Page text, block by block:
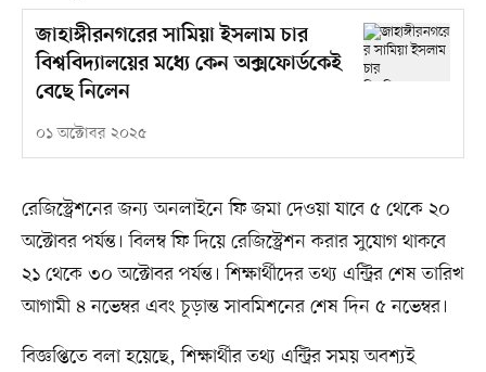
জাহাঙ্গীরনগরের সামিয়া ইসলাম চার
বিশ্ববিদ্যালয়ের মধ্যে কেন অক্সফোর্ডকেই
বেছে নিলেন
০১ অক্টোবর ২০২৫
রেজিস্ট্রেশনের জন্য অনলাইনে ফি জমা দেওয়া যাবে ৫ থেকে ২০
অক্টোবর পর্যন্ত। বিলম্ব ফি দিয়ে রেজিস্ট্রেশন করার সুযোগ থাকবে
২১ থেকে ৩০ অক্টোবর পর্যন্ত। শিক্ষার্থীদের তথ্য এন্ট্রির শেষ তারিখ
আগামী ৪ নভেম্বর এবং চূড়ান্ত সাবমিশনের শেষ দিন ৫ নভেম্বর।
বিজ্ঞপ্তিতে বলা হয়েছে, শিক্ষার্থীর তথ্য এন্ট্রির সময় অবশ্যই